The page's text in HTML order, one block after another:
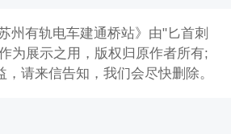
州有轨电车建通桥站》由"匕首刺
为展示之用，版权归原作者所有;
请来信告知，我们会尽快删除。